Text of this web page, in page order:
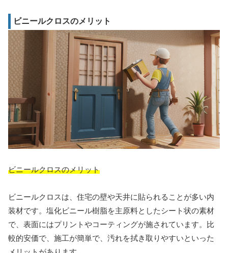
ビニールクロスのメリット
ビニールクロスのメリット
ビニールクロスは、住宅の壁や天井に貼られることが多い内
装材です。塩化ビニール樹脂を主原料としたシート状の素材
で、表面にはプリントやコーティングが施されています。比
較的安価で、施工が簡単で、汚れを拭き取りやすいといった